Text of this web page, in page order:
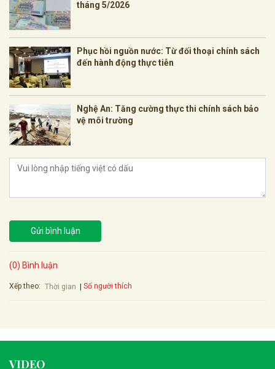
tháng 5/2026
Phục hồi nguồn nước: Từ đối thoại chính sách
đến hành động thực tiễn
Nghệ An: Tăng cường thực thi chính sách bảo
vệ môi trường
Gửi bình luận
(0) Bình luận
Xếp theo: Thời gian Số người thích
VIDEO